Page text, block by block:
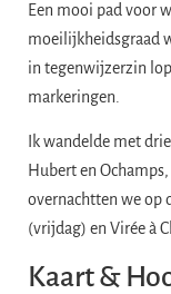
Een mooi pad voor
moeilijkheidsgraad
in tegenwijzerzin
markeringen.
Ik wandelde met
Hubert en
overnachtten we op
(vrijdag) en Virée à
Kaart &